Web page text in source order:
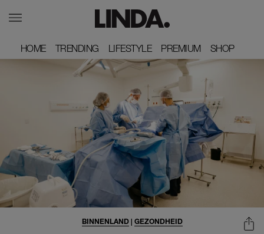
HOME
HOME TRENDING
TRENDING LIFESTYLE
LIFESTYLE PREMIUM
PREMIUM SHOP
SHOP
BINNENLAND| GEZONDHEID